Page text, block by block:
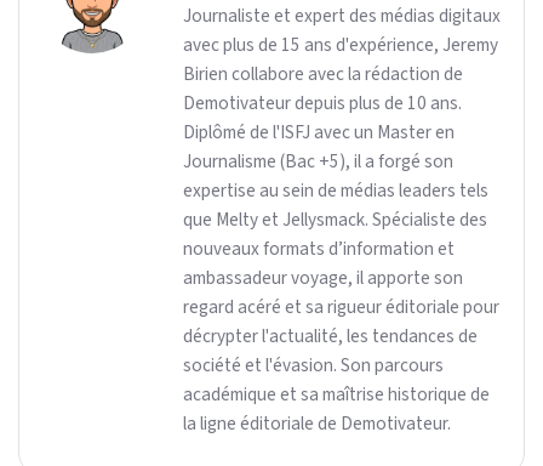
Journaliste et expert des médias digitaux
avec plus de 15 ans d'expérience, Jeremy
Birien collabore avec la rédaction de
Demotivateur depuis plus de 10 ans.
Diplômé de l'ISFJ avec un Master en
Journalisme (Bac +5), il a forgé son
expertise au sein de médias leaders tels
que Melty et Jellysmack. Spécialiste des
nouveaux formats d’information et
ambassadeur voyage, il apporte son
regard acéré et sa rigueur éditoriale pour
décrypter l'actualité, les tendances de
société et l'évasion. Son parcours
académique et sa maîtrise historique de
la ligne éditoriale de Demotivateur.